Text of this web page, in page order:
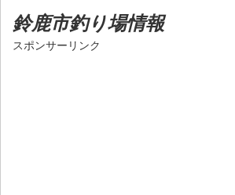
鈴鹿市釣り場情報
スポンサーリンク